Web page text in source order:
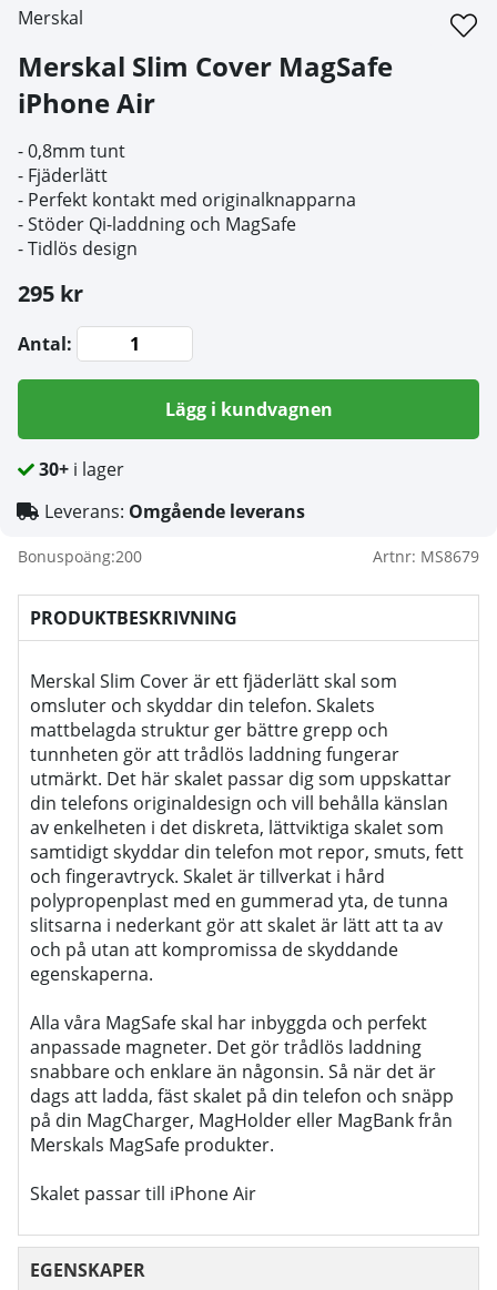
Merskal
Merskal Slim Cover MagSafe
iPhone Air
- 0,8mm tunt
- Fjäderlätt
- Perfekt kontakt med originalknapparna
- Stöder Qi-laddning och MagSafe
- Tidlös design
295 kr
Antal:
Lägg i kundvagnen
30+ i lager
Leverans: Omgående leverans
Bonuspoäng:200 Artnr: MS8679
PRODUKTBESKRIVNING
Merskal Slim Cover är ett fjäderlätt skal som
omsluter och skyddar din telefon. Skalets
mattbelagda struktur ger bättre grepp och
tunnheten gör att trådlös laddning fungerar
utmärkt. Det här skalet passar dig som uppskattar
din telefons originaldesign och vill behålla känslan
av enkelheten i det diskreta, lättviktiga skalet som
samtidigt skyddar din telefon mot repor, smuts, fett
och fingeravtryck. Skalet är tillverkat i hård
polypropenplast med en gummerad yta, de tunna
slitsarna i nederkant gör att skalet är lätt att ta av
och på utan att kompromissa de skyddande
egenskaperna.
Alla våra MagSafe skal har inbyggda och perfekt
anpassade magneter. Det gör trådlös laddning
snabbare och enklare än någonsin. Så när det är
dags att ladda, fäst skalet på din telefon och snäpp
på din MagCharger, MagHolder eller MagBank från
Merskals MagSafe produkter.
Skalet passar till iPhone Air
EGENSKAPER